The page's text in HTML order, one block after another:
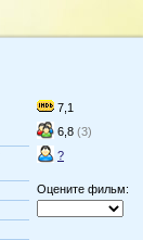
7,1
6,8 (3)
?
Оцените фильм: